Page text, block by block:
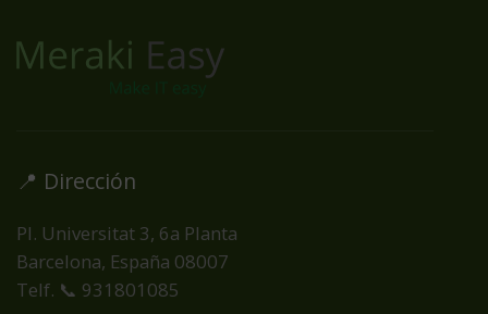
📍 Dirección
Pl. Universitat 3, 6a Planta
Barcelona, España 08007
Telf. 📞 931801085